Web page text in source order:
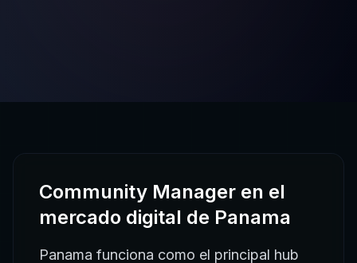
Community Manager en el
mercado digital de Panama
Panama funciona como el principal hub